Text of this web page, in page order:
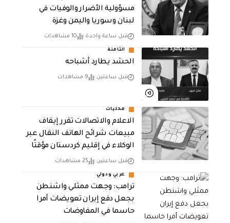
مسؤولية الأضرار والوفيات في
لبنان وسوريا واليمن وغزة
قبل ساعة واحدة 10 مشاهدات
الثامنة
الحشد يطارد أشباحه
قبل ساعتين 9 مشاهدات
محليات
الاعلام والاتصالات تقرر إيقاف
مبيعات شرائح الهاتف النقال عبر
الوكلاء في إقليم كردستان مؤقتًا
قبل ساعتين 25 مشاهدات
عربي ودولي
‏ترامب: وجهت ممثلي واشنطن
بجعل دفع إيران تعويضات أمرا
حاسما في المفاوضات